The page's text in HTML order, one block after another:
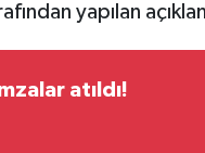
yapılan
atıldı!